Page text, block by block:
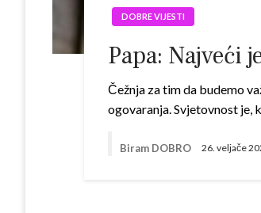
DOBRE VIJESTI
Papa: Najveći
Čežnja za tim da budemo
ogovaranja. Svjetovnost je,
Biram DOBRO 26. veljače